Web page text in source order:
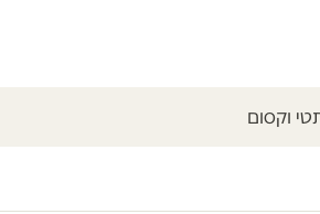
וקסום